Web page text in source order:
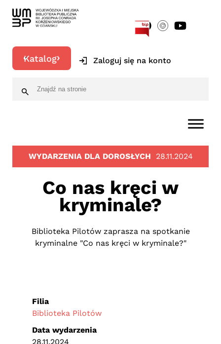
Katalog Zaloguj się na konto
WYDARZENIA DLA DOROSŁYCH 28.11.2024
Co nas kręci w
kryminale?
Biblioteka Pilotów zaprasza na spotkanie
kryminalne "Co nas kręci w kryminale?"
Filia
Biblioteka Pilotów
Data wydarzenia
28.11.2024